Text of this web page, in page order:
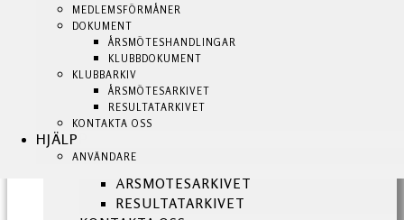
BLI MEDLEM!
NYHETER
OM KLUBBEN
KLÖVERBLADET
MEDLEMSFÖRMÅNER
DOKUMENT
ÅRSMÖTESHANDLINGAR
KLUBBARKIV
ÅRSMÖTESARKIVET
RESULTATARKIVET
MEDLEMSFÖRMÅNER
DOKUMENT
ÅRSMÖTESHANDLINGAR
KLUBBDOKUMENT
KLUBBARKIV
ÅRSMÖTESARKIVET
RESULTATARKIVET
KONTAKTA OSS
HJÄLP
ANVÄNDARE
MEDLEMSFÖRMÅNER
DOKUMENT
ÅRSMÖTESHANDLINGAR
KLUBBDOKUMENT
KLUBBARKIV
ÅRSMÖTESARKIVET
RESULTATARKIVET
KONTAKTA OSS
HJÄLP
ANVÄNDARE